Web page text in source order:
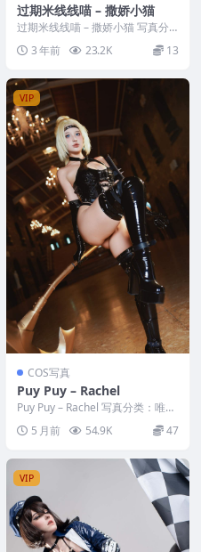
过期米线线喵 – 撒娇小猫
过期米线线喵 – 撒娇小猫 写真分
类：唯美，参与模特：过期米线线
喵 [套图大小]...
3 年前 23.2K 13
VIP
COS写真
Puy Puy – Rachel
Puy Puy – Rachel 写真分类：唯
5 月前 54.9K 47
VIP